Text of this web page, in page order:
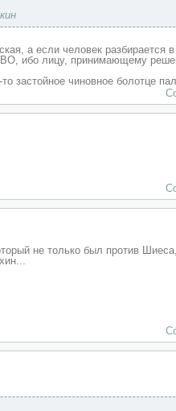
а если человек разбирается
ибо лицу, принимающему
застойное чиновное болотце
не только был против